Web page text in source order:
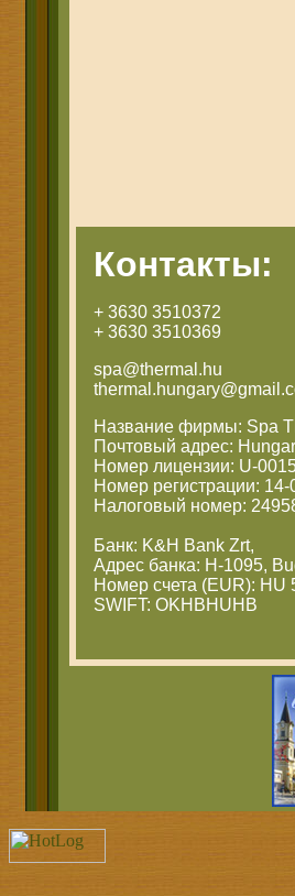
Контакты:
+ 3630 3510372
+ 3630 3510369
spa@thermal.hu
Название фирмы: Spa
Почтовый адрес:
Номер лицензии: U-
Номер регистрации:
Налоговый номер:
Банк: K&H Bank Zrt,
Адрес банка: H-1095,
Номер счета (EUR): HU
SWIFT: OKHBHUHB